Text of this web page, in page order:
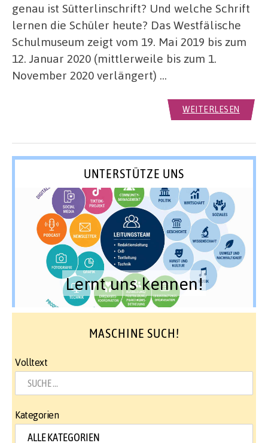
genau ist Sütterlinschrift? Und welche Schrift
lernen die Schüler heute? Das Westfälische
Schulmuseum zeigt vom 19. Mai 2019 bis zum
12. Januar 2020 (mittlerweile bis zum 1.
November 2020 verlängert) …
WEITERLESEN
UNTERSTÜTZE UNS
Lernt uns kennen!
MASCHINE SUCH!
Volltext
Kategorien